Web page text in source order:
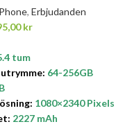
, Erbjudanden
kr
tum
: 64-256GB
1080×2340Pixels
2227 mAh